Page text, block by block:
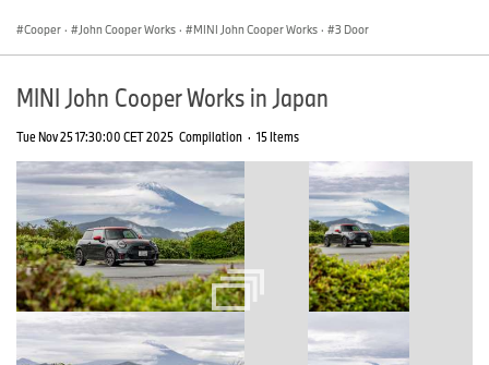
Cooper · John Cooper Works · MINI John Cooper Works · 3 Door
MINI John Cooper Works in Japan
Tue Nov 25 17:30:00 CET 2025 Compilation · 15 Items